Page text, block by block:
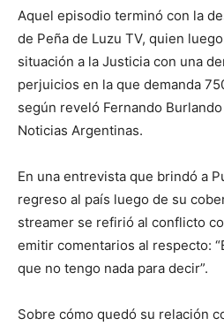
Aquel episodio terminó con la
de Peña de Luzu TV, quien
situación a la Justicia con una
perjuicios en la que demanda
según reveló Fernando
Noticias Argentinas.
En una entrevista que brindó a
regreso al país luego de su
streamer se refirió al conflicto
emitir comentarios al respecto:
que no tengo nada para decir”.
Sobre cómo quedó su relación